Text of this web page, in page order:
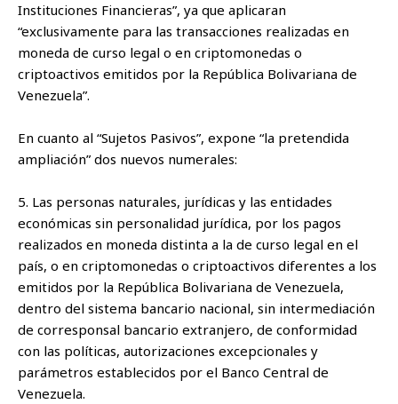
Instituciones Financieras”, ya que aplicaran
“exclusivamente para las transacciones realizadas en
moneda de curso legal o en criptomonedas o
criptoactivos emitidos por la República Bolivariana de
Venezuela”.
En cuanto al “Sujetos Pasivos”, expone “la pretendida
ampliación” dos nuevos numerales:
5. Las personas naturales, jurídicas y las entidades
económicas sin personalidad jurídica, por los pagos
realizados en moneda distinta a la de curso legal en el
país, o en criptomonedas o criptoactivos diferentes a los
emitidos por la República Bolivariana de Venezuela,
dentro del sistema bancario nacional, sin intermediación
de corresponsal bancario extranjero, de conformidad
con las políticas, autorizaciones excepcionales y
parámetros establecidos por el Banco Central de
Venezuela.